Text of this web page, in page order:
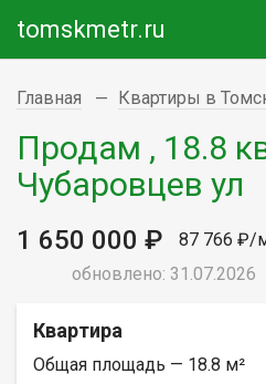
tomskmetr.ru
Главная Квартиры в
Продам , 18.8
Чубаровцев ул
1 650 000 ₽
87 766 ₽/
обновлено: 31.07.2026
Квартира
Общая площадь — 18.8 м²